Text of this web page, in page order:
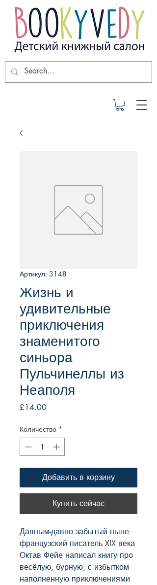
Артикул: 3148
Жизнь и
удивительные
приключения
знаменитого
синьора
Пульчинеллы из
Неаполя
£14.00Цена
Количество *
Добавить в корзину
Купить сейчас
Давным-давно забытый ныне
французский писатель XIX века
Октав Фейе написал книгу про
весёлую, бурную, с избытком
наполненную приключениями